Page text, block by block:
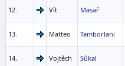
12. Vít Masař
13. Matteo Tamborlani
14. Vojtěch Sůkal